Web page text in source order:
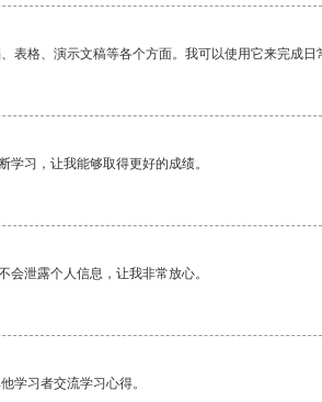
表格、演示文稿等各个方面。我可以使用它来完成日
习，让我能够取得更好的成绩。
泄露个人信息，让我非常放心。
学习者交流学习心得。